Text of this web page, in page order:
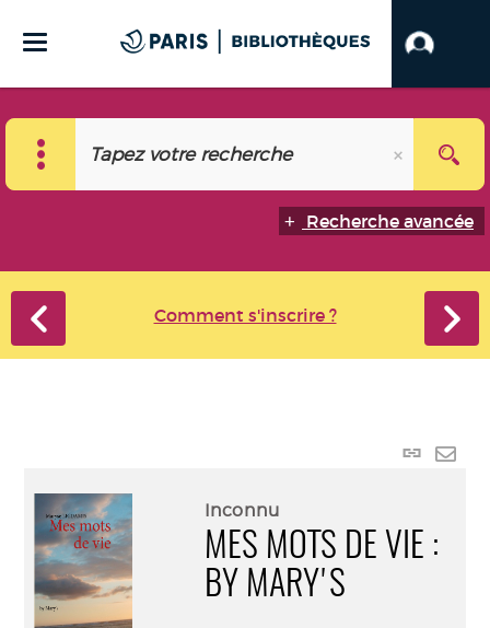
Recherche avancée
Comment s'inscrire ?
Lien
Inconnu
MES MOTS DE VIE :
BY MARY'S